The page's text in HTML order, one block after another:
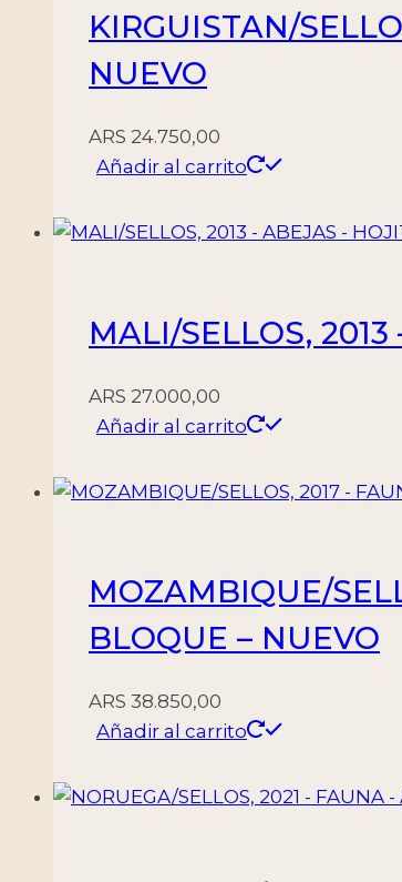
KIRGUISTAN/
NUEVO
ARS 24.750,00
Añadir al carrito
MALI/SELLOS,
ARS 27.000,00
Añadir al carrito
MOZAMBIQUE/
BLOQUE – NUEVO
ARS 38.850,00
Añadir al carrito